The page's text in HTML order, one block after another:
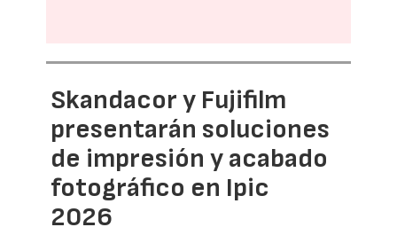
Skandacor y Fujifilm
presentarán soluciones
de impresión y acabado
fotográfico en Ipic
2026